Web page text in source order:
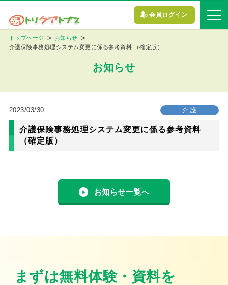
会員ログイン
トップページ
お知らせ
介護保険事務処理システム変更に係る参考資料 （確定版）
お知らせ
2023/03/30 介 護
介護保険事務処理システム変更に係る参考資料
（確定版）
お知らせ一覧へ
まずは無料体験・資料を